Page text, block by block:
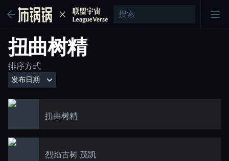
扭曲树精
排序方式
扭曲树精
烈焰古树 茂凯